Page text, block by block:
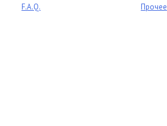
F.A.Q.
Прочее